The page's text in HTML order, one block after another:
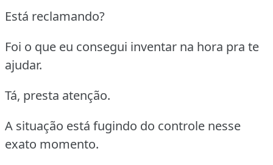
Está reclamando?
Foi o que eu consegui inventar na hora pra te
ajudar.
Tá, presta atenção.
A situação está fugindo do controle nesse
exato momento.